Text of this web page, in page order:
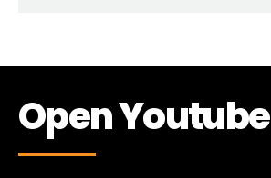
Open Youtube